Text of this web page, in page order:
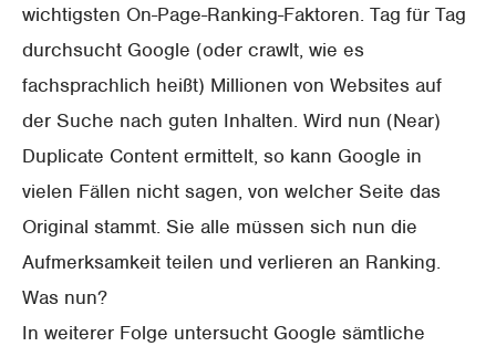
wichtigsten On-Page-Ranking-Faktoren. Tag für Tag
durchsucht Google (oder crawlt, wie es
fachsprachlich heißt) Millionen von Websites auf
der Suche nach guten Inhalten. Wird nun (Near)
Duplicate Content ermittelt, so kann Google in
vielen Fällen nicht sagen, von welcher Seite das
Original stammt. Sie alle müssen sich nun die
Aufmerksamkeit teilen und verlieren an Ranking.
Was nun?
In weiterer Folge untersucht Google sämtliche